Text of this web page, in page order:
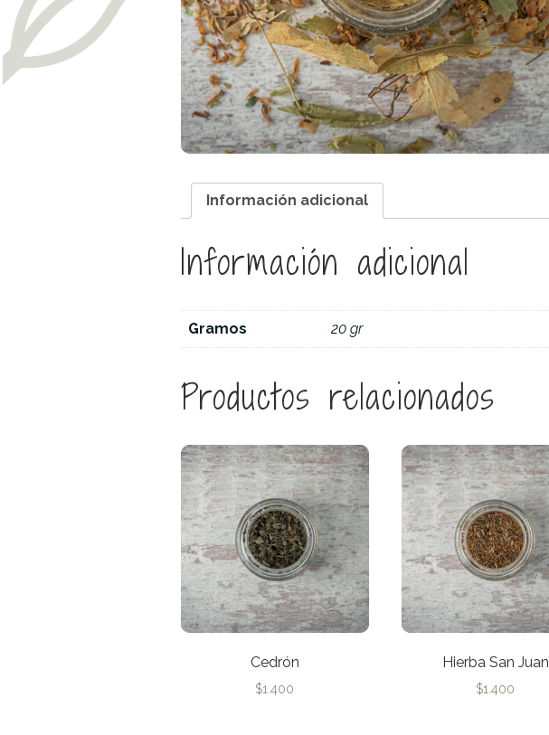
Información adicional
Información adicional
Gramos 20 gr
Productos relacionados
Cedrón
$1.400
Hierba San Juan
$1.400